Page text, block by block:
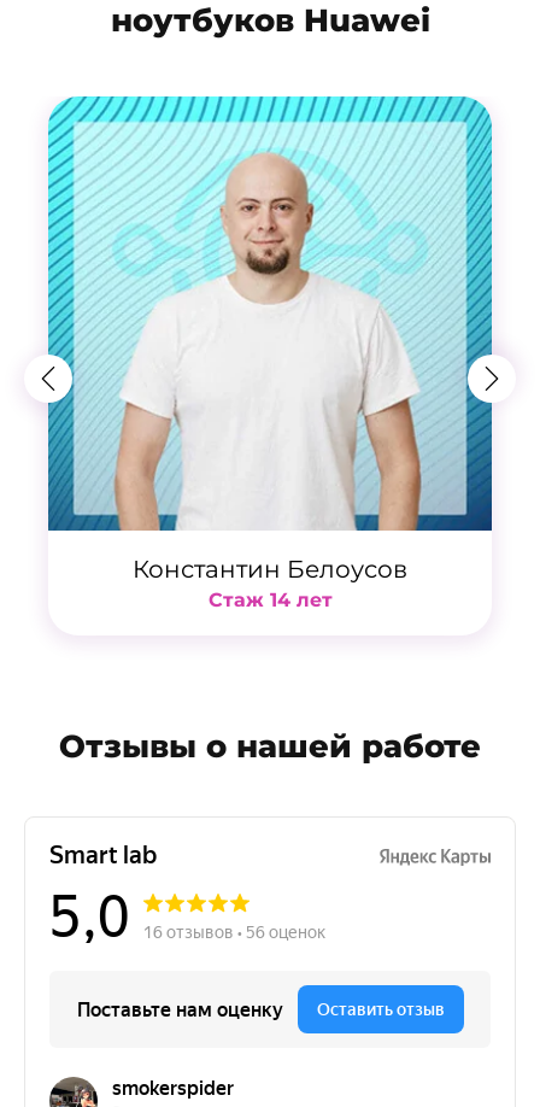
ноутбуков Huawei
Константин Белоусов
Стаж 14 лет
Отзывы о нашей работе